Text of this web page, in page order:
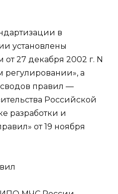
в
установлены
27 декабря 2002 г. N
регулировании», а
правил —
Российской
разработки и
от 19 ноября